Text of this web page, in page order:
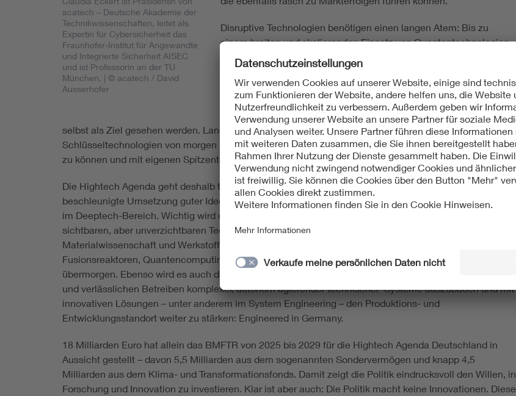
acatech – Deutsche Akademie der
Technikwissenschaften, leitet als
Expertin für Cyber­sicherheit das
Fraunhofer-Institut für Angewandte
und Integrierte Sicherheit AISEC
und ist Professorin an der TU
München. | © acatech / David
Ausserhofer
Disruptive Technologien benötigen einen langen Atem: Bis zu
einem breiten und skalierenden Einsatz von Quantentechnologien
und deren Anwendungen oder auch bis zu einem nachhaltig und
wirtschaftlich zu betreibenden Fusionskraftwerk müssen einige
wissenschaftliche und technische Herausforderungen gelöst
werden. Auf dem Weg dorthin sind bereits viele kommerziell
verwertbare Zwischenlösungen zu erwarten. Der Weg kann also
selbst als Ziel gesehen werden. Langfristig zahlt sich intensive Forschung an den
Schlüsseltechnologien von morgen immer aus. Diese Forschung brauchen wir, um souveräner agieren
zu können und mit eigenen Spitzentechnologien eigene Standards zu setzen.
Die Hightech Agenda geht deshalb technologische Innovation von beiden Seiten an: Sie zielt auf
beschleunigte Umsetzung guter Ideen in neue Wertschöpfung und zugleich auf langlaufende Initiativen
im Deeptech-Bereich. Wichtig wird dabei sein, dass Deutschland auch seine Stärken in weniger
sichtbaren, aber unverzichtbaren Technologie-Bereichen ausspielt und ausbaut. Beispielsweise in der
Materialwissenschaft und Werkstofftechnik: Dort entstehen unverzichtbare Enabler für
Fusionsreaktoren, Quantencomputing und andere Schlüsselindustrien von heute, morgen und
übermorgen. Ebenso wird es auch darauf ankommen, Deutschlands Stärke im Entwickeln, Konstruieren
und verlässlichen Betreiben komplexer, autonom agierender technischer Systeme auszubauen und mit
innovativen Lösungen – unter anderem im System Engineering – den Produktions- und
Entwicklungsstandort weiter zu stärken: Engineered in Germany.
18 Milliarden Euro hat allein das BMFTR von 2025 bis 2029 für die Hightech Agenda Deutschland in
Aussicht gestellt – davon 5,5 Milliarden aus dem sogenannten Sondervermögen und knapp 4,5
Milliarden aus dem Klima- und Transformationsfonds. Damit zeigt die Politik eindrucksvoll den Willen, in
Forschung und Innovation zu investieren. Klar ist aber auch: Die Politik macht keine Innovationen. Diese